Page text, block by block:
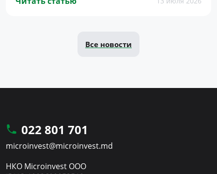
Все новости
022 801 701
microinvest@microinvest.md
НКО Microinvest ООО